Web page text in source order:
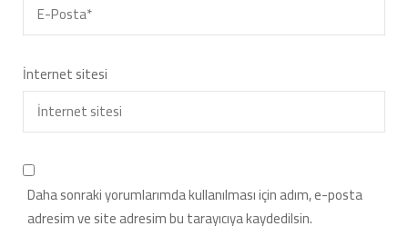
İnternet sitesi
Daha sonraki yorumlarımda kullanılması için adım, e-posta
adresim ve site adresim bu tarayıcıya kaydedilsin.